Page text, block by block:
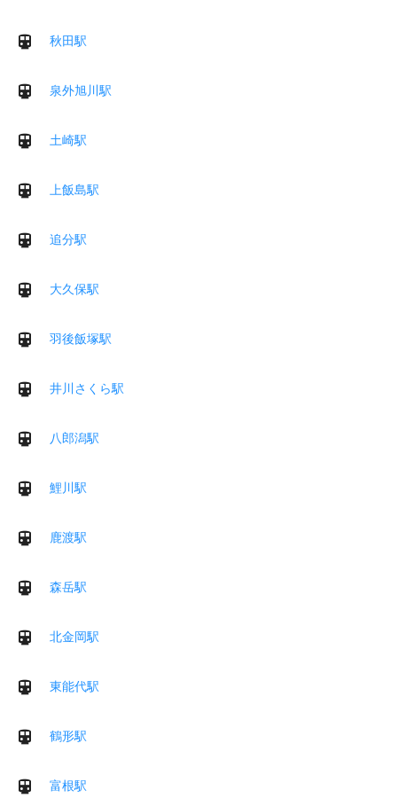
秋田駅
泉外旭川駅
土崎駅
上飯島駅
追分駅
大久保駅
羽後飯塚駅
井川さくら駅
八郎潟駅
鯉川駅
鹿渡駅
森岳駅
北金岡駅
東能代駅
鶴形駅
富根駅